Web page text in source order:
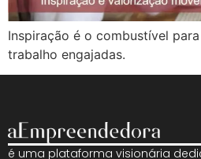
Inspiração é o combustível
trabalho engajadas.
é uma plataforma visionária